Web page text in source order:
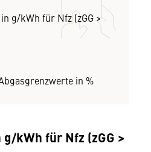
g/kWh für Nfz (zGG >
in %
kWh für Nfz (zGG >